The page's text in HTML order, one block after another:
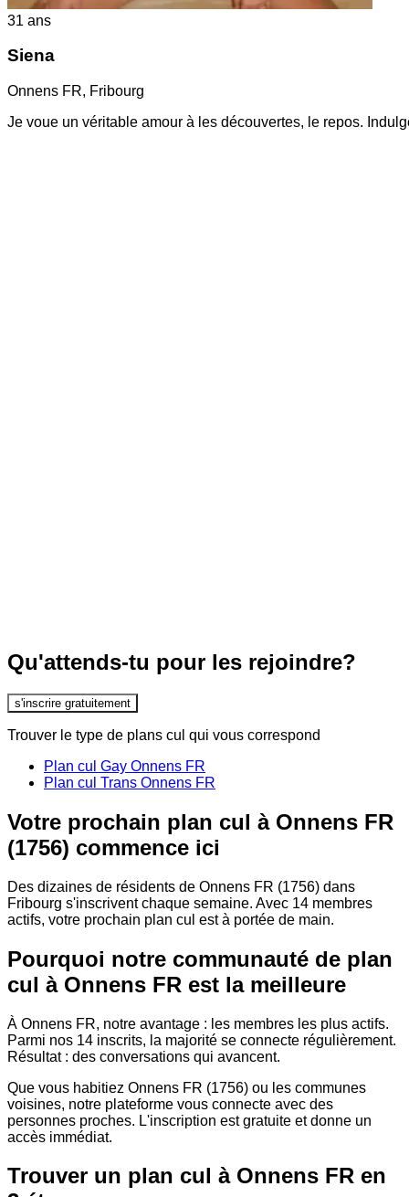
31 ans
Siena
Onnens FR, Fribourg
Je voue un véritable amour à les découvertes, le repos.
Qu'attends-tu pour les rejoindre?
s'inscrire gratuitement
Trouver le type de plans cul qui vous correspond
Plan cul Gay Onnens FR
Plan cul Trans Onnens FR
Votre prochain plan cul à Onnens FR
(1756) commence ici
Des dizaines de résidents de Onnens FR (1756) dans
Fribourg s'inscrivent chaque semaine. Avec 14 membres
actifs, votre prochain plan cul est à portée de main.
Pourquoi notre communauté de plan
cul à Onnens FR est la meilleure
À Onnens FR, notre avantage : les membres les plus actifs.
Parmi nos 14 inscrits, la majorité se connecte régulièrement.
Résultat : des conversations qui avancent.
Que vous habitiez Onnens FR (1756) ou les communes
voisines, notre plateforme vous connecte avec des
personnes proches. L'inscription est gratuite et donne un
accès immédiat.
Trouver un plan cul à Onnens FR en